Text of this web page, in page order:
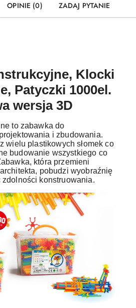
OPINIE (0) ZADAJ PYTANIE
Klocki
Patyczki 1000el.
wersja 3D
to zabawka do
i zbudowania.
wielu plastikowych słomek co
budowanie wszystkiego co
która przemieni
pobudzi wyobraźnię
konstruowania.